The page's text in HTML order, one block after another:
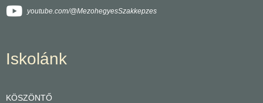
youtube.com/@MezohegyesSzakkepzes
Iskolánk
KÖSZÖNTŐ